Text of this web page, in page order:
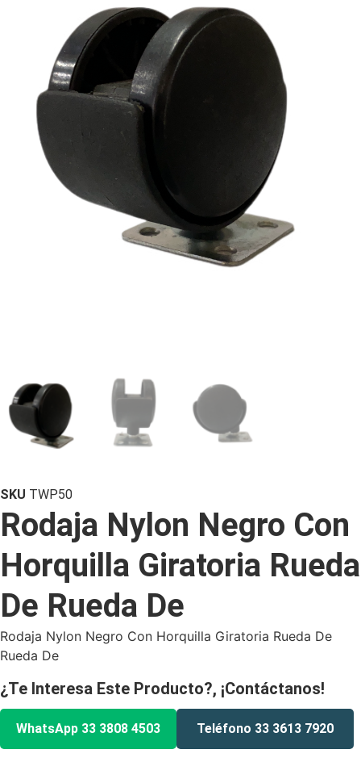
SKU TWP50
Rodaja Nylon Negro Con
Horquilla Giratoria Rueda
De Rueda De
Rodaja Nylon Negro Con Horquilla Giratoria Rueda De
Rueda De
¿Te Interesa Este Producto?, ¡Contáctanos!
WhatsApp 33 3808 4503 Teléfono 33 3613 7920